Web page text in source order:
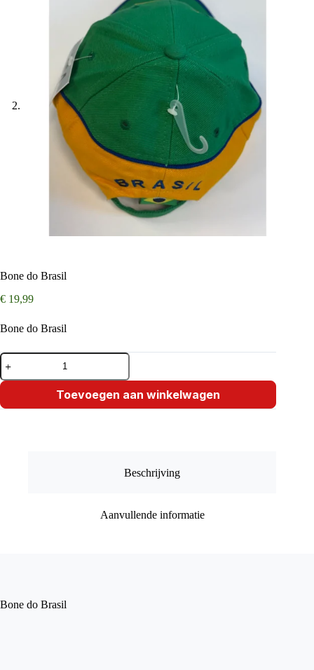
Bone do Brasil
€ 19,99
Bone do Brasil
Bone
do
Brasil
Toevoegen aan winkelwagen
Beschrijving
Aanvullende informatie
Bone do Brasil